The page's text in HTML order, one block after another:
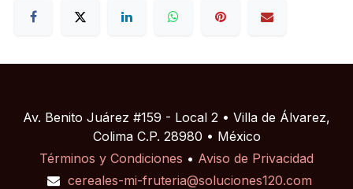
Av. Benito Juárez #159 - Local 2 • Villa de Álvarez,
Colima C.P. 28980 • México
Términos y Condiciones • Aviso de Privacidad
cereales-mi-fruteria@soluciones120.com